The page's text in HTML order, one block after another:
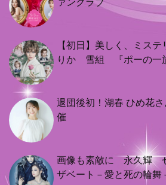
【初日】美しく、ミス
りか 雪組 『ポーの一
退団後初！湖春 ひめ花
催
画像も素敵に 永久輝
ザベート－愛と死の輪舞